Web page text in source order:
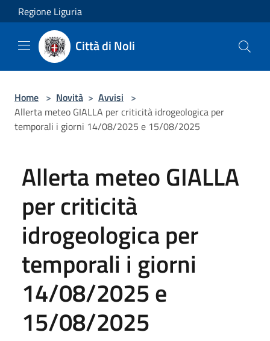
Salta al contenuto principale
Regione Liguria
Città di Noli
Home > Novità > Avvisi >
Allerta meteo GIALLA per criticità idrogeologica per
temporali i giorni 14/08/2025 e 15/08/2025
Allerta meteo GIALLA
per criticità
idrogeologica per
temporali i giorni
14/08/2025 e
15/08/2025